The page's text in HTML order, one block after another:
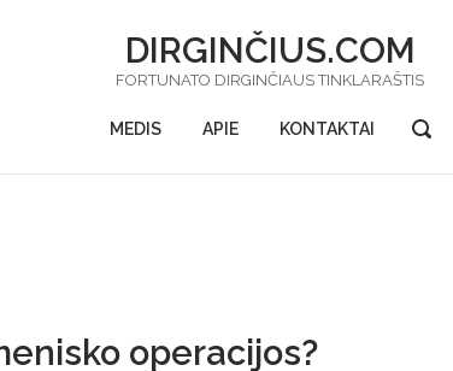
DIRGINČIUS.COM
FORTUNATO DIRGINČIAUS TINKLARAŠTIS
MEDIS APIE KONTAKTAI
OPEN
BAR
operacijos?